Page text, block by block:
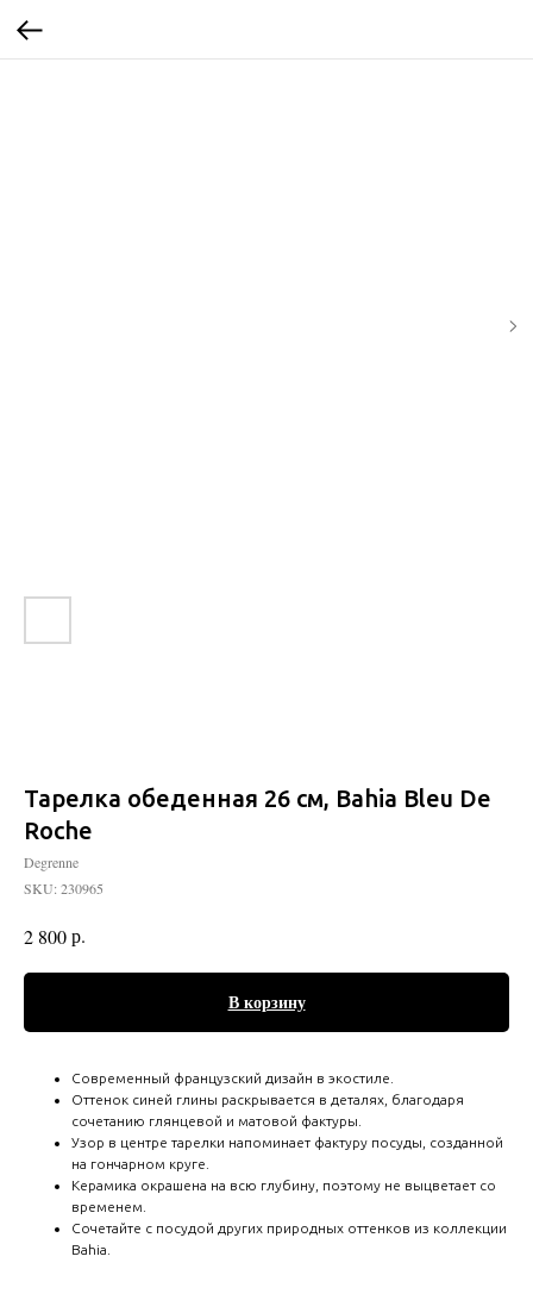
Тарелка обеденная 26 см, Bahia Bleu De
Roche
Degrenne
SKU: 230965
2 800р.
В корзину
Современный французский дизайн в экостиле.
Оттенок синей глины раскрывается в деталях, благодаря
сочетанию глянцевой и матовой фактуры.
Узор в центре тарелки напоминает фактуру посуды, созданной
на гончарном круге.
Керамика окрашена на всю глубину, поэтому не выцветает со
временем.
Сочетайте с посудой других природных оттенков из коллекции
Bahia.